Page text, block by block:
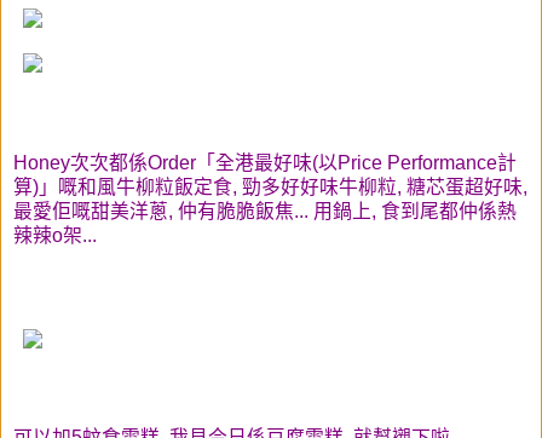
Honey次次都係Order「全港最好味(以Price Performance計
算)」嘅和風牛柳粒飯定食, 勁多好好味牛柳粒, 糖芯蛋超好味,
最愛佢嘅甜美洋蔥, 仲有脆脆飯焦... 用鍋上, 食到尾都仲係熱
辣辣o架...